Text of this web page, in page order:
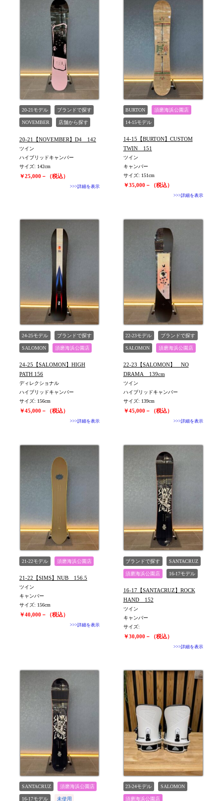
20-21モデル ブランドで探す
NOVEMBER 店舗から探す
20-21【NOVEMBER】D4 142
ツイン
ハイブリッドキャンバー
サイズ: 142cm
￥25,000－（税込）
>>>詳細を表示
BURTON 須磨海浜公園店
14-15モデル
14-15【BURTON】CUSTOM
TWIN 151
ツイン
キャンバー
サイズ: 151cm
￥35,000－（税込）
>>>詳細を表示
24-25モデル ブランドで探す
SALOMON 須磨海浜公園店
24-25【SALOMON】HIGH
PATH 156
ディレクショナル
ハイブリッドキャンバー
サイズ: 156cm
￥45,000－（税込）
>>>詳細を表示
22-23モデル ブランドで探す
SALOMON 須磨海浜公園店
22-23【SALOMON】 NO
DRAMA 139cm
ツイン
ハイブリッドキャンバー
サイズ: 139cm
￥45,000－（税込）
>>>詳細を表示
21-22モデル 須磨海浜公園店
21-22【SIMS】NUB 156.5
ツイン
キャンバー
サイズ: 156cm
￥40,000－（税込）
>>>詳細を表示
ブランドで探す SANTACRUZ
須磨海浜公園店 16-17モデル
16-17【SANTACRUZ】ROCK
HAND 152
ツイン
キャンバー
サイズ:
￥30,000－（税込）
>>>詳細を表示
SANTACRUZ 須磨海浜公園店
16-17モデル 未使用
23-24モデル SALOMON
須磨海浜公園店